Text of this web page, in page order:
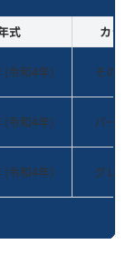
式 カラー
(令和4年) その他
(令和4年) パール
(令和4年) グレー